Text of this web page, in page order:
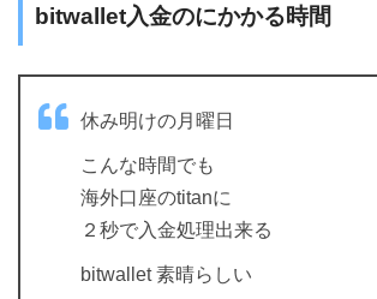
bitwallet入金のにかかる時間
休み明けの月曜日
こんな時間でも
海外口座のtitanに
２秒で入金処理出来る
bitwallet 素晴らしい